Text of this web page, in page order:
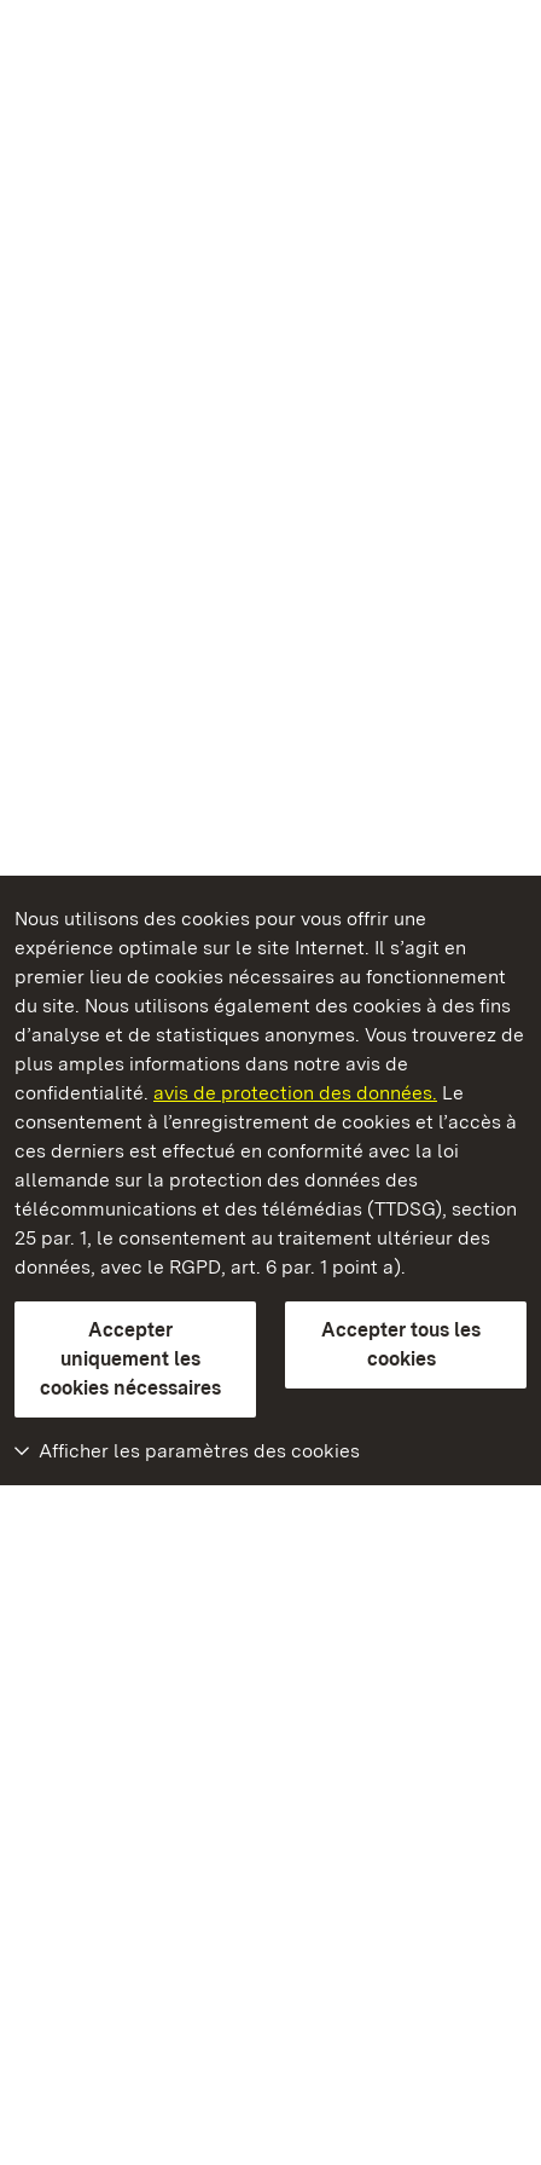
Nous utilisons des cookies pour vous offrir une
expérience optimale sur le site Internet. Il s’agit en
premier lieu de cookies nécessaires au fonctionnement
du site. Nous utilisons également des cookies à des fins
d’analyse et de statistiques anonymes. Vous trouverez de
plus amples informations dans notre avis de
confidentialité. avis de protection des données. Le
consentement à l’enregistrement de cookies et l’accès à
ces derniers est effectué en conformité avec la loi
allemande sur la protection des données des
télécommunications et des télémédias (TTDSG), section
25 par. 1, le consentement au traitement ultérieur des
données, avec le RGPD, art. 6 par. 1 point a).
Accepter
uniquement les
cookies nécessaires
Accepter tous les
cookies
Afficher les paramètres des cookies
Châteaux et jardins publics du Bade-Wurtemberg
Château résidentiel de Ludwigsburg
Châteaux et jardins publics du Bade-Wurtemberg
Contact et informationsFAQ et réponsesMentions légales
Protection des données
Explications sur l’accessibilité
BITV-konform (geprüfte Seiten)
plus loin
Accueil
Monuments
Rendez-nous visite